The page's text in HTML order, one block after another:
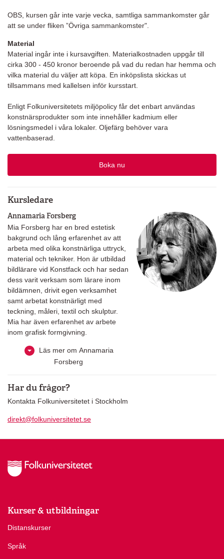
OBS, kursen går inte varje vecka, samtliga sammankomster går
att se under fliken ”Övriga sammankomster".
Material
Material ingår inte i kursavgiften. Materialkostnaden uppgår till
cirka 300 - 450 kronor beroende på vad du redan har hemma och
vilka material du väljer att köpa. En inköpslista skickas ut
tillsammans med kallelsen inför kursstart.
Enligt Folkuniversitetets miljöpolicy får det enbart användas
konstnärsprodukter som inte innehåller kadmium eller
lösningsmedel i våra lokaler. Oljefärg behöver vara
vattenbaserad.
Boka nu
Kursledare
Annamaria Forsberg
Mia Forsberg har en bred estetisk
bakgrund och lång erfarenhet av att
arbeta med olika konstnärliga uttryck,
material och tekniker. Hon är utbildad
bildlärare vid Konstfack och har sedan
dess varit verksam som lärare inom
bildämnen, drivit egen verksamhet
samt arbetat konstnärligt med
teckning, måleri, textil och skulptur.
Mia har även erfarenhet av arbete
inom grafisk formgivning.
Forsberg
Har du frågor?
Kontakta Folkuniversitetet i Stockholm
direkt@folkuniversitetet.se
Kurser & utbildningar
Distanskurser
Språk